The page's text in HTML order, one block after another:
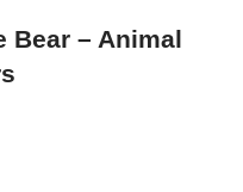
Bear – Animal